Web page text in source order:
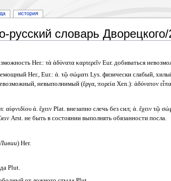
русский словарь Дворецкого/
Her.: τὰ ἀδύνατα καρτερεῖν Eur. добиваться
Her., Eur.: ἀ. τῷ σώματι Lys. физически слабый,
невыполнимый (ἔργα, πορεία Xen.): ἀδύνατον
αἰφνιδίου ἀ. ἔχειν Plat. внезапно слечь без сил; ἀ. ἔχειν
Arst. не быть в состоянии выполнять обязанности посла.
) Her.
Plut.
история